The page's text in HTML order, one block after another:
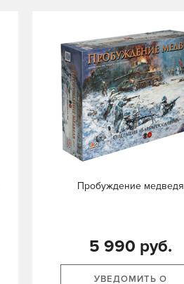
Пробуждение медведя
5 990 руб.
УВЕДОМИТЬ О